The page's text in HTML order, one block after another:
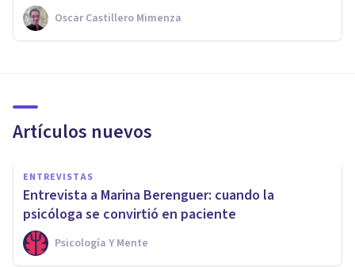
Oscar Castillero Mimenza
Artículos nuevos
ENTREVISTAS
Entrevista a Marina Berenguer: cuando la
psicóloga se convirtió en paciente
Psicología Y Mente